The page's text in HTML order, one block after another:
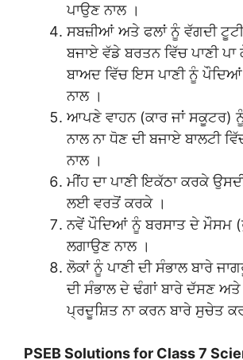
ਪਾਉਣ ਨਾਲ ।
ਸਬਜ਼ੀਆਂ ਅਤੇ ਫਲਾਂ ਨੂੰ ਵੱਗਦੀ ਟੂਟੀ
ਬਜਾਏ ਵੱਡੇ ਬਰਤਨ ਵਿੱਚ ਪਾਣੀ
ਬਾਅਦ ਵਿੱਚ ਇਸ ਪਾਣੀ ਨੂੰ
ਨਾਲ ।
ਆਪਣੇ ਵਾਹਨ (ਕਾਰ ਜਾਂ ਸਕੂਟਰ)
ਨਾਲ ਨਾ ਧੋਣ ਦੀ ਬਜਾਏ ਬਾਲਟੀ
ਨਾਲ ।
ਮੀਂਹ ਦਾ ਪਾਣੀ ਇਕੱਠਾ ਕਰਕੇ
ਲਈ ਵਰਤੋਂ ਕਰਕੇ ।
ਨਵੇਂ ਪੌਦਿਆਂ ਨੂੰ ਬਰਸਾਤ ਦੇ ਮੌਸਮ
ਲਗਾਉਣ ਨਾਲ ।
ਲੋਕਾਂ ਨੂੰ ਪਾਣੀ ਦੀ ਸੰਭਾਲ ਬਾਰੇ
ਦੀ ਸੰਭਾਲ ਦੇ ਢੰਗਾਂ ਬਾਰੇ ਦੱਸਣ ਅਤੇ
ਪ੍ਰਦੂਸ਼ਿਤ ਨਾ ਕਰਨ ਬਾਰੇ ਸੁਚੇਤ
PSEB Solutions for Class 7